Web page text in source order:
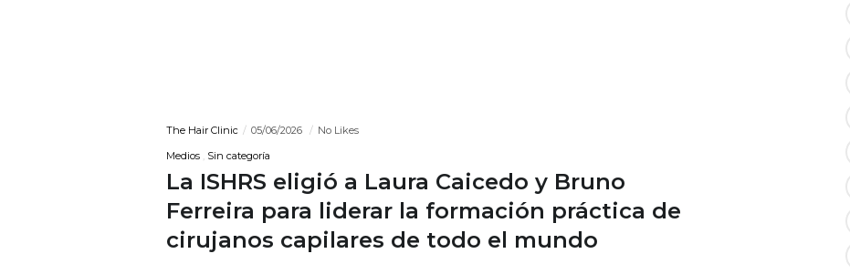
The Hair Clinic 05/06/2026
No Likes
Medios
Sin categoría
La ISHRS eligió a Laura Caicedo y Bruno
Ferreira para liderar la formación práctica de
cirujanos capilares de todo el mundo